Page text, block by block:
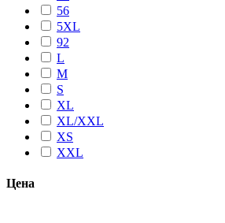
56
5XL
92
L
M
S
XL
XL/XXL
XS
XXL
Цена